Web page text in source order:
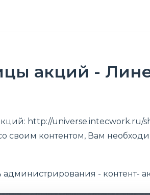
акций -
http://universe.intecwork.ru/
своим контентом, Вам
администрирования - контент-